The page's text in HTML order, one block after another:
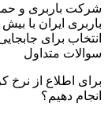
شرکت باربری و
انتخاب برای
سوالات متداول
انجام دهیم؟